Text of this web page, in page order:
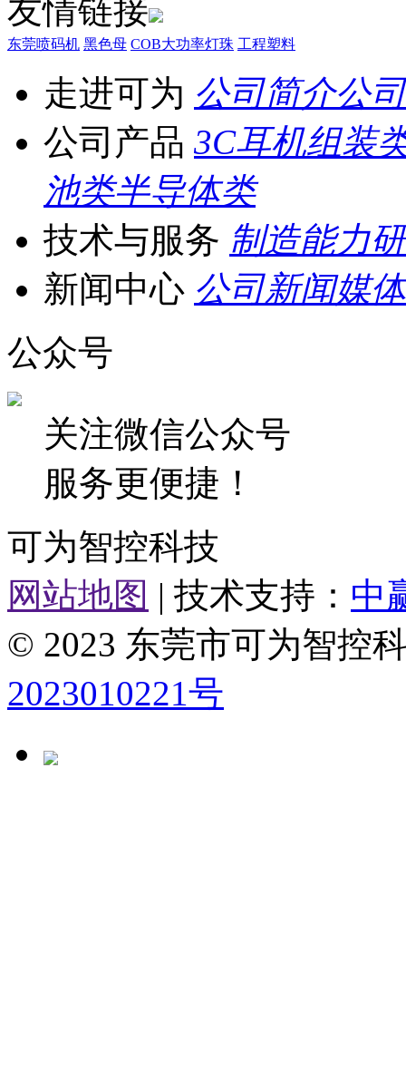
友情链接
东莞喷码机 黑色母 COB大功率灯珠 工程塑料
走进可为 公司简介公
公司产品 3C耳机组装
池类半导体类
技术与服务 制造能力
新闻中心 公司新闻媒
公众号
关注微信公众号
服务更便捷！
可为智控科技
网站地图 | 技术支持： 中
© 2023 东莞市可为智控
2023010221号